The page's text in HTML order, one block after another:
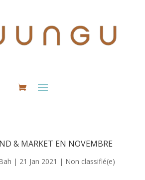
& MARKET EN NOVEMBRE
| 21 Jan 2021 | Non classifié(e)